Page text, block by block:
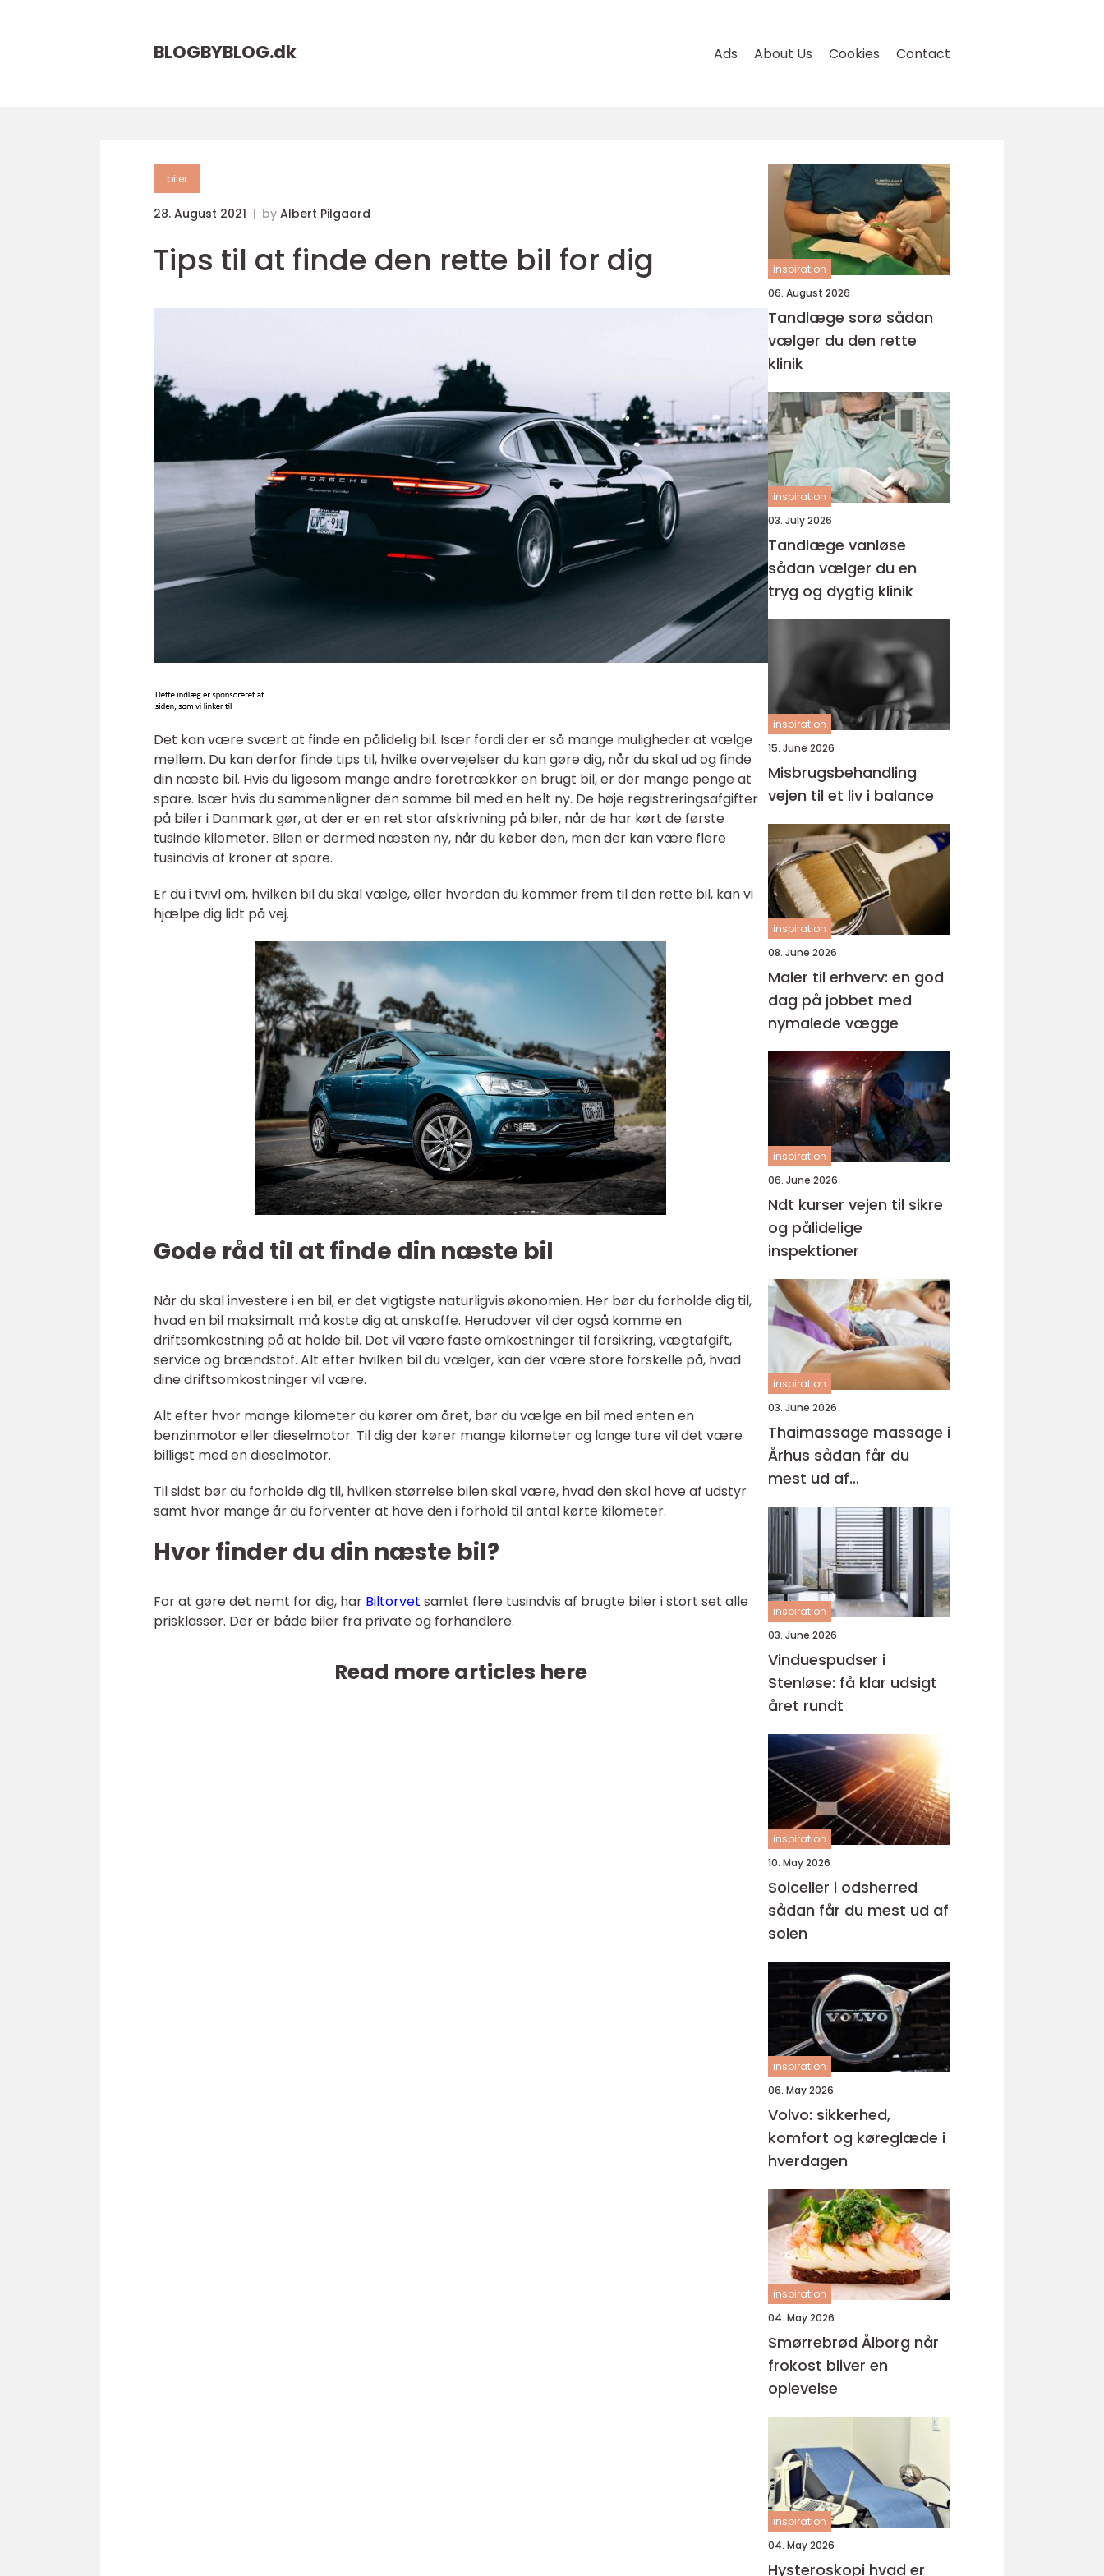
BLOGBYBLOG.dk Ads About Us Cookies Contact
biler
28. August 2021 by Albert Pilgaard
Tips til at finde den rette bil for dig
Det kan være svært at finde en pålidelig bil. Især fordi der er så mange muligheder at vælge
mellem. Du kan derfor finde tips til, hvilke overvejelser du kan gøre dig, når du skal ud og finde
din næste bil. Hvis du ligesom mange andre foretrækker en brugt bil, er der mange penge at
spare. Især hvis du sammenligner den samme bil med en helt ny. De høje registreringsafgifter
på biler i Danmark gør, at der er en ret stor afskrivning på biler, når de har kørt de første
tusinde kilometer. Bilen er dermed næsten ny, når du køber den, men der kan være flere
tusindvis af kroner at spare.
Er du i tvivl om, hvilken bil du skal vælge, eller hvordan du kommer frem til den rette bil, kan vi
hjælpe dig lidt på vej.
Gode råd til at finde din næste bil
Når du skal investere i en bil, er det vigtigste naturligvis økonomien. Her bør du forholde dig til,
hvad en bil maksimalt må koste dig at anskaffe. Herudover vil der også komme en
driftsomkostning på at holde bil. Det vil være faste omkostninger til forsikring, vægtafgift,
service og brændstof. Alt efter hvilken bil du vælger, kan der være store forskelle på, hvad
dine driftsomkostninger vil være.
Alt efter hvor mange kilometer du kører om året, bør du vælge en bil med enten en
benzinmotor eller dieselmotor. Til dig der kører mange kilometer og lange ture vil det være
billigst med en dieselmotor.
Til sidst bør du forholde dig til, hvilken størrelse bilen skal være, hvad den skal have af udstyr
samt hvor mange år du forventer at have den i forhold til antal kørte kilometer.
Hvor finder du din næste bil?
For at gøre det nemt for dig, har Biltorvet samlet flere tusindvis af brugte biler i stort set alle
prisklasser. Der er både biler fra private og forhandlere.
Read more articles here
inspiration
06. August 2026
Tandlæge sorø sådan
vælger du den rette
klinik
inspiration
03. July 2026
Tandlæge vanløse
sådan vælger du en
tryg og dygtig klinik
inspiration
15. June 2026
Misbrugsbehandling
vejen til et liv i balance
inspiration
08. June 2026
Maler til erhverv: en god
dag på jobbet med
nymalede vægge
inspiration
06. June 2026
Ndt kurser vejen til sikre
og pålidelige
inspektioner
inspiration
03. June 2026
Thaimassage massage i
Århus sådan får du
mest ud af
behandlingen
inspiration
03. June 2026
Vinduespudser i
Stenløse: få klar udsigt
året rundt
inspiration
10. May 2026
Solceller i odsherred
sådan får du mest ud af
solen
inspiration
06. May 2026
Volvo: sikkerhed,
komfort og køreglæde i
hverdagen
inspiration
04. May 2026
Smørrebrød Ålborg når
frokost bliver en
oplevelse
inspiration
04. May 2026
Hysteroskopi hvad er